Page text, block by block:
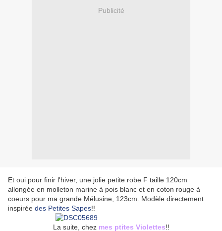
Publicité
Et oui pour finir l'hiver, une jolie petite robe F taille 120cm
allongée en molleton marine à pois blanc et en coton rouge à
coeurs pour ma grande Mélusine, 123cm. Modèle directement
inspirée des Petites Sapes!!
La suite, chez mes ptites Violettes!!